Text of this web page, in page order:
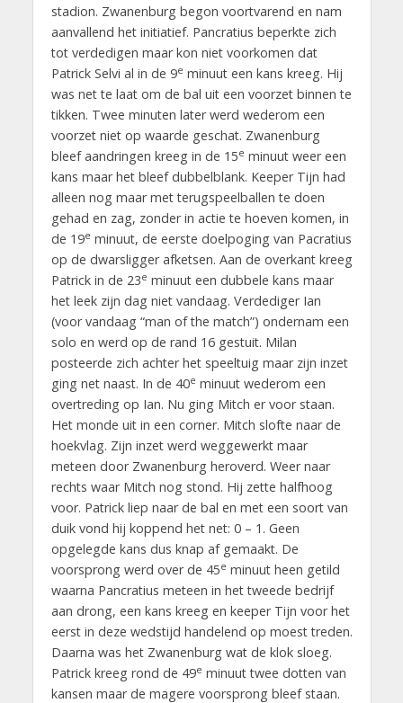
stadion. Zwanenburg begon voortvarend en nam
aanvallend het initiatief. Pancratius beperkte zich
tot verdedigen maar kon niet voorkomen dat
Patrick Selvi al in de 9e minuut een kans kreeg. Hij
was net te laat om de bal uit een voorzet binnen te
tikken. Twee minuten later werd wederom een
voorzet niet op waarde geschat. Zwanenburg
bleef aandringen kreeg in de 15e minuut weer een
kans maar het bleef dubbelblank. Keeper Tijn had
alleen nog maar met terugspeelballen te doen
gehad en zag, zonder in actie te hoeven komen, in
de 19e minuut, de eerste doelpoging van Pacratius
op de dwarsligger afketsen. Aan de overkant kreeg
Patrick in de 23e minuut een dubbele kans maar
het leek zijn dag niet vandaag. Verdediger Ian
(voor vandaag “man of the match”) ondernam een
solo en werd op de rand 16 gestuit. Milan
posteerde zich achter het speeltuig maar zijn inzet
ging net naast. In de 40e minuut wederom een
overtreding op Ian. Nu ging Mitch er voor staan.
Het monde uit in een corner. Mitch slofte naar de
hoekvlag. Zijn inzet werd weggewerkt maar
meteen door Zwanenburg heroverd. Weer naar
rechts waar Mitch nog stond. Hij zette halfhoog
voor. Patrick liep naar de bal en met een soort van
duik vond hij koppend het net: 0 – 1. Geen
opgelegde kans dus knap af gemaakt. De
voorsprong werd over de 45e minuut heen getild
waarna Pancratius meteen in het tweede bedrijf
aan drong, een kans kreeg en keeper Tijn voor het
eerst in deze wedstijd handelend op moest treden.
Daarna was het Zwanenburg wat de klok sloeg.
Patrick kreeg rond de 49e minuut twee dotten van
kansen maar de magere voorsprong bleef staan.